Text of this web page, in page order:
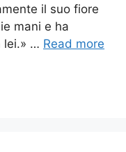
il suo fiore
mani e ha
lei.» … Read more